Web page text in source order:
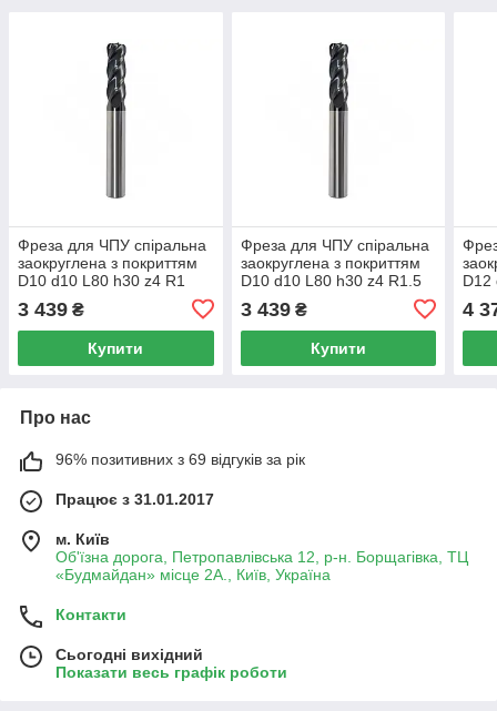
Фреза для ЧПУ спіральна
заокруглена з покриттям
D10 d10 L80 h30 z4 R1
3 439 ₴
Купити
Фреза для ЧПУ спіральна
заокруглена з покриттям
D10 d10 L80 h30 z4 R1.5
3 439₴
Купити
D12
4
Про нас
96% позитивних з 69 відгуків за рік
Працює з 31.01.2017
м. Київ
Об'їзна дорога, Петропавлівська 12, р-н. Борщагівка, ТЦ
«Будмайдан» місце 2А., Київ, Україна
Контакти
Сьогодні вихідний
Показати весь графік роботи